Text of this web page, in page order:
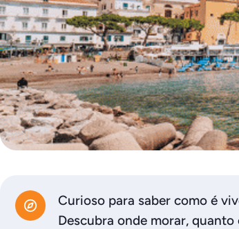
Curioso para saber como é
Descubra onde morar,